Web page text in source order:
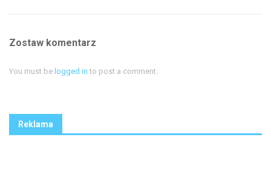
Zostaw komentarz
You must be logged in to post a comment.
Reklama